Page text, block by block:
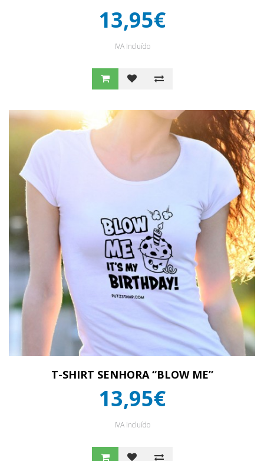
13,95€
IVA Incluído
T-SHIRT SENHORA “BLOW ME”
13,95€
IVA Incluído